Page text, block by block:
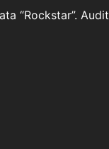
“Rockstar”.